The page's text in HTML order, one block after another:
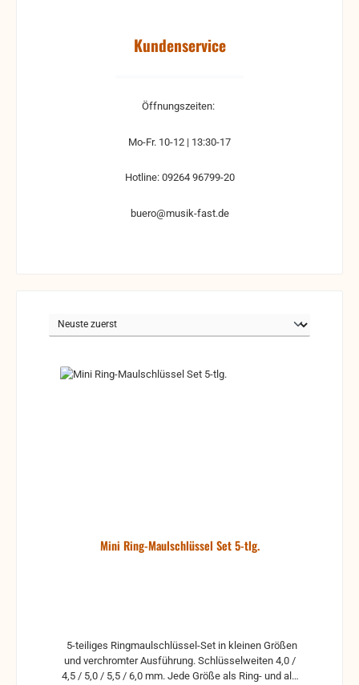
Kundenservice
Öffnungszeiten:
Mo-Fr. 10-12 | 13:30-17
Hotline: 09264 96799-20
buero@musik-fast.de
Mini Ring-Maulschlüssel Set 5-tlg.
und verchromter Ausführung. Schlüsselweiten 4,0 /
4,5 / 5,0 / 5,5 / 6,0 mm. Jede Größe als Ring- und als